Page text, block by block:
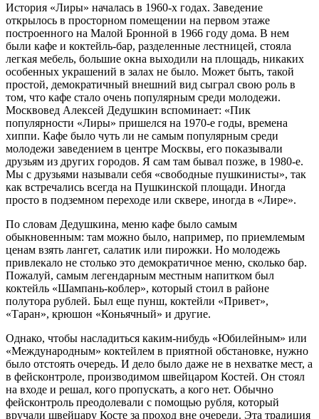
История «Лиры» началась в 1960-х годах. Заведение
открылось в просторном помещении на первом этаже
построенного на Малой Бронной в 1966 году дома. В нем
были кафе и коктейль-бар, разделенные лестницей, стояла
легкая мебель, большие окна выходили на площадь, никаких
особенных украшений в залах не было. Может быть, такой
простой, демократичный внешний вид сыграл свою роль в
том, что кафе стало очень популярным среди молодежи.
Москвовед Алексей Дедушкин вспоминает: «Пик
популярности «Лиры» пришелся на 1970-е годы, времена
хиппи. Кафе было чуть ли не самым популярным среди
молодежи заведением в центре Москвы, его показывали
друзьям из других городов. Я сам там бывал позже, в 1980-е.
Мы с друзьями называли себя «свободные пушкинисты», так
как встречались всегда на Пушкинской площади. Иногда
просто в подземном переходе или сквере, иногда в «Лире».
По словам Дедушкина, меню кафе было самым
обыкновенным: там можно было, например, по приемлемым
ценам взять лангет, салатик или пирожки. Но молодежь
привлекало не столько это демократичное меню, сколько бар.
Пожалуй, самым легендарным местным напитком был
коктейль «Шампань-коблер», который стоил в районе
полутора рублей. Был еще пунш, коктейли «Привет»,
«Таран», крюшон «Коньячный» и другие.
Однако, чтобы насладиться каким-нибудь «Юбилейным» или
«Международным» коктейлем в приятной обстановке, нужно
было отстоять очередь. И дело было даже не в нехватке мест, а
в фейсконтроле, производимом швейцаром Костей. Он стоял
на входе и решал, кого пропускать, а кого нет. Обычно
фейсконтроль преодолевали с помощью рубля, который
вручали швейцару Косте за проход вне очереди. Эта традиция